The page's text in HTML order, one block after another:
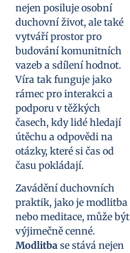
nejen posiluje osobní
duchovní život, ale také
vytváří prostor pro
budování komunitních
vazeb a sdílení hodnot.
Víra tak funguje jako
rámec pro interakci a
podporu v těžkých
časech, kdy lidé hledají
útěchu a odpovědi na
otázky, které si čas od
času pokládají.
Zavádění duchovních
praktik, jako je modlitba
nebo meditace, může být
výjimečně cenné.
Modlitba se stává nejen